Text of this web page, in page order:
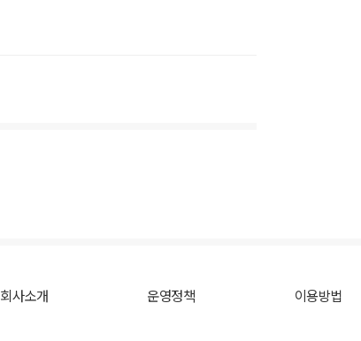
회사소개 운영정책 이용방법